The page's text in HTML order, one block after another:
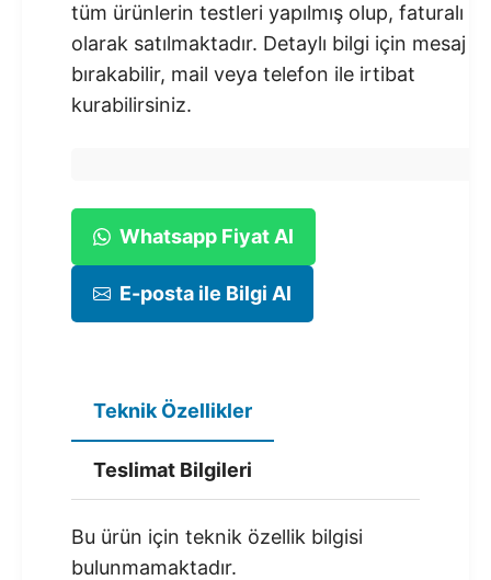
tüm ürünlerin testleri yapılmış olup, faturalı
olarak satılmaktadır. Detaylı bilgi için mesaj
bırakabilir, mail veya telefon ile irtibat
kurabilirsiniz.
Whatsapp Fiyat Al
E-posta ile Bilgi Al
Teknik Özellikler
Teslimat Bilgileri
Bu ürün için teknik özellik bilgisi
bulunmamaktadır.